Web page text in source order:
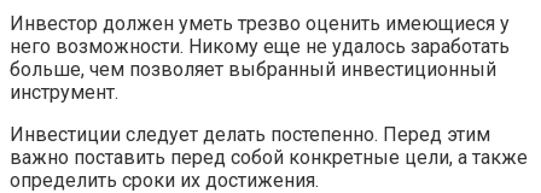
Инвестор должен уметь трезво оценить имеющиеся у
него возможности. Никому еще не удалось заработать
больше, чем позволяет выбранный инвестиционный
инструмент.
Инвестиции следует делать постепенно. Перед этим
важно поставить перед собой конкретные цели, а также
определить сроки их достижения.